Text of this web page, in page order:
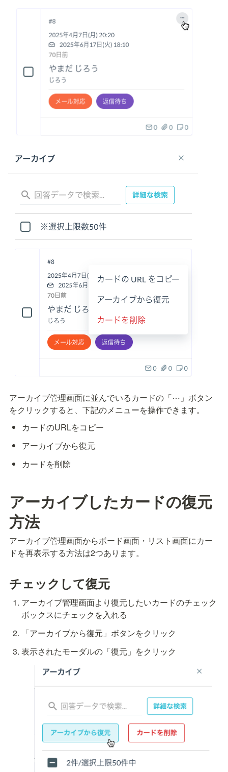
アーカイブ管理画面に並んでいるカードの「⋯」ボタン
をクリックすると、下記のメニューを操作できます。
カードのURLをコピー
アーカイブから復元
カードを削除
アーカイブしたカードの復元
方法
アーカイブ管理画面からボード画面・リスト画面にカー
ドを再表示する方法は2つあります。
チェックして復元
アーカイブ管理画面より復元したいカードのチェック
ボックスにチェックを入れる
「アーカイブから復元」ボタンをクリック
表示されたモーダルの「復元」をクリック